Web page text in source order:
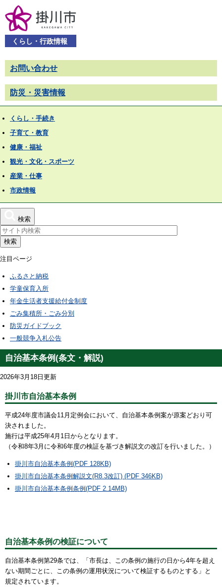
くらし・行政情報
お問い合わせ
防災・災害情報
くらし・手続き
子育て・教育
健康・福祉
観光・文化・スポーツ
産業・仕事
市政情報
検索
検索
注目ページ
ふるさと納税
学童保育入所
年金生活者支援給付金制度
ごみ集積所・ごみ分別
防災ガイドブック
一般競争入札公告
自治基本条例(条文・解説)
2026年3月18日更新
掛川市自治基本条例
平成24年度市議会11月定例会において、自治基本条例案が原案どおり可
決されました。
施行は平成25年4月1日からとなります。
（令和8年3月に令和6年度の検証を基づき解説文の改訂を行いました。）
掛川市自治基本条例(PDF 128KB)
掛川市自治基本条例解説文(R8.3改訂) (PDF 346KB)
掛川市自治基本条例条例(PDF 2.14MB)
自治基本条例の検証について
自治基本条例第29条では、「市長は、この条例の施行の日から4年を超え
ない期間ごとに、この条例の運用状況について検証するものとする」と
規定されています。